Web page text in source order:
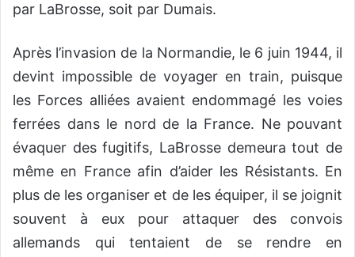
par LaBrosse, soit par Dumais.
Après l’invasion de la Normandie, le 6 juin 1944, il
devint impossible de voyager en train, puisque
les Forces alliées avaient endommagé les voies
ferrées dans le nord de la France. Ne pouvant
évaquer des fugitifs, LaBrosse demeura tout de
même en France afin d’aider les Résistants. En
plus de les organiser et de les équiper, il se joignit
souvent à eux pour attaquer des convois
allemands qui tentaient de se rendre en